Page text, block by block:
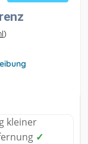
)
kleiner
✓